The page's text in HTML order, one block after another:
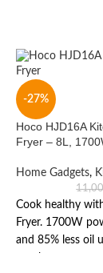
-27%
Hoco HJD16A
Fryer – 8L,
Home Gadgets,
Cook healthy
Fryer. 1700W
and 85% less oil